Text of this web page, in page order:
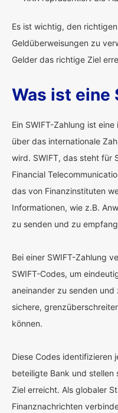
Es ist wichtig, den
Geldüberweisungen zu
Gelder das richtige Ziel
Was ist eine
Ein SWIFT-Zahlung ist
über das internationale
wird. SWIFT, das steht für
Financial
das von Finanzinstituten
Informationen, wie z.B.
zu senden und zu
Bei einer SWIFT-Zahlung
SWIFT-Codes, um
aneinander zu senden
sichere,
können.
Diese Codes identifizieren
beteiligte Bank und stellen
Ziel erreicht. Als globaler
Finanznachrichten